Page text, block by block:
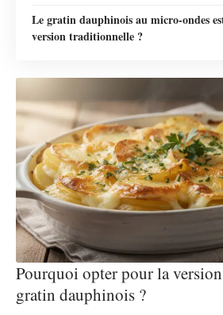
Le gratin dauphinois au micro-ondes
version traditionnelle ?
Pourquoi opter pour la
gratin dauphinois ?